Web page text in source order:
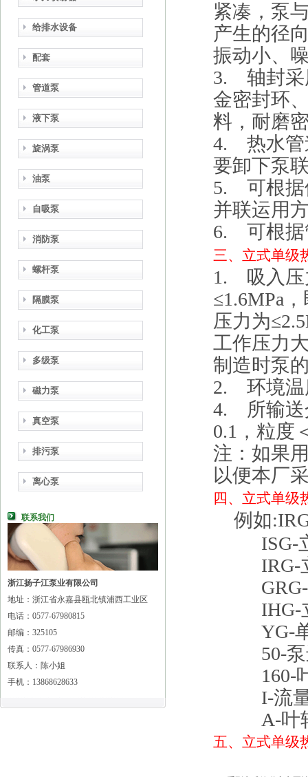
给排水设备
配套
管道泵
液下泵
旋涡泵
油泵
自吸泵
消防泵
螺杆泵
隔膜泵
化工泵
多级泵
磁力泵
真空泵
排污泵
离心泵
联系我们
浙江扬子江泵业有限公司
地址：浙江省永嘉县瓯北镇浦西工业区
电话：0577-67980815
邮编：325105
传真：0577-67986930
联系人：陈小姐
手机：13868628633
紧凑，泵
产生的径
振动小、
3. 轴封采
金密封环
料，耐磨
4. 热水管
要卸下泵
5. 可根据
并联运用
6. 可根据
三、 立式单级
1. 吸入压
≤1.6MPa
压力为
工作压力
制造时泵
2. 环境温
4. 所输送
0.1，粒度
注：如果
以便本厂
四、 立式单级
例如
ISG-立
IRG-立
GRG-立
IHG-立
YG-单
50-泵进
160-叶
I-流量
A-叶轮
五、 立式单级